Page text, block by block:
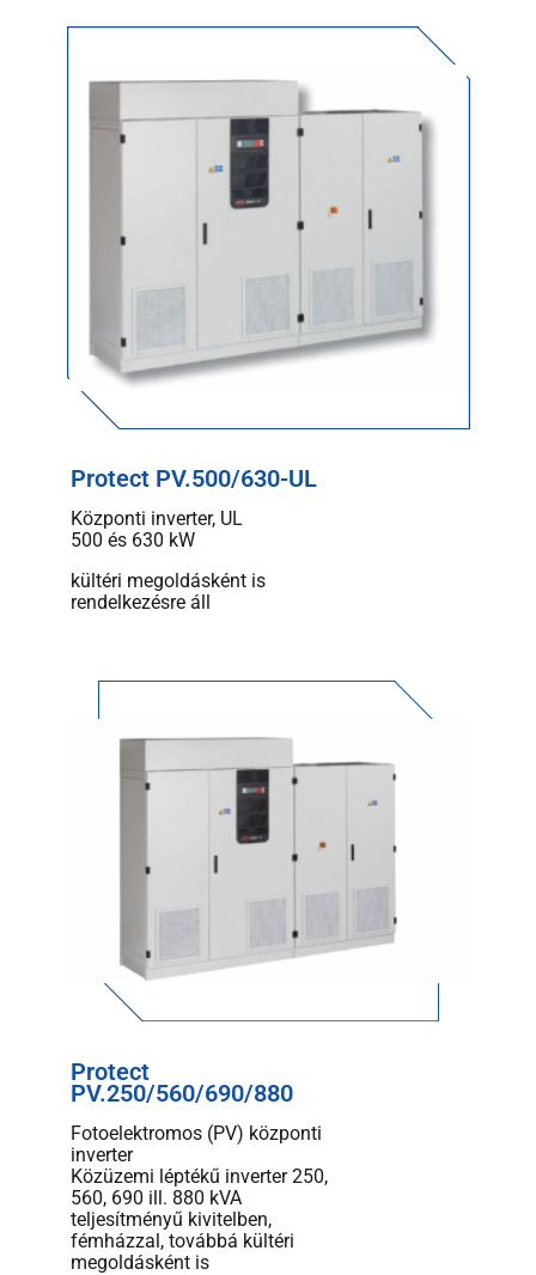
Protect PV.500/630-UL
Központi inverter, UL
500 és 630 kW
kültéri megoldásként is
rendelkezésre áll
Protect
PV.250/560/690/880
Fotoelektromos (PV) központi
inverter
Közüzemi léptékű inverter 250,
560, 690 ill. 880 kVA
teljesítményű kivitelben,
fémházzal, továbbá kültéri
megoldásként is